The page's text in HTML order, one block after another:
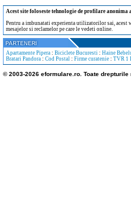
Acest site foloseste tehnologie de profilare anonima
Pentru a imbunatati experienta utilizatorilor sai, acest
mesajelor si reclamelor pe care le vedeti online.
Apartamente Pipera : Biciclete Bucuresti : Haine
Bratari Pandora : Cod Postal : Firme curatenie : TVR 1
© 2003-2026 eformulare.ro. Toate drepturile